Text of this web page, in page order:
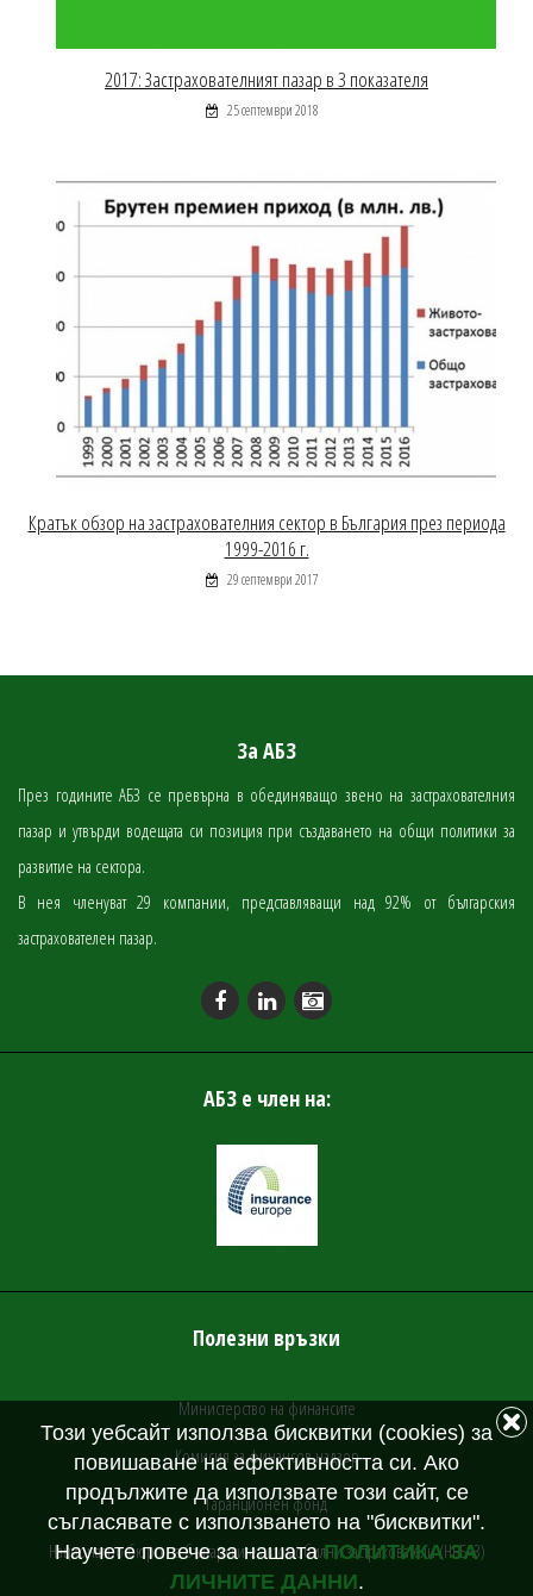
2017: Застрахователният пазар в 3 показателя
25 септември 2018
Кратък обзор на застрахователния сектор в България през периода
1999-2016 г.
29 септември 2017
За АБЗ
През годините АБЗ се превърна в обединяващо звено на застрахователния
пазар и утвърди водещата си позиция при създаването на общи политики за
развитие на сектора.
В нея членуват 29 компании, представляващи над 92% от българския
застрахователен пазар.
АБЗ е член на:
Полезни връзки
Министерство на финансите
Комисия за финансов надзор
Гаранционен фонд
Национално бюро на българските автомобилни застрахователи (НББАЗ)
Този уебсайт използва бисквитки (cookies) за
повишаване на ефективността си. Ако
продължите да използвате този сайт, се
съгласявате с използването на "бисквитки".
Научете повече за нашатаПОЛИТИКА ЗА
ЛИЧНИТЕ ДАННИ.